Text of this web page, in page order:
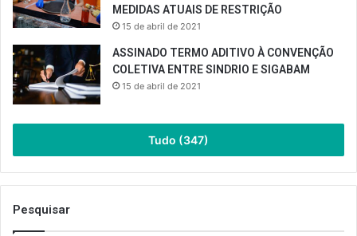
MEDIDAS ATUAIS DE RESTRIÇÃO
15 de abril de 2021
ASSINADO TERMO ADITIVO À CONVENÇÃO
COLETIVA ENTRE SINDRIO E SIGABAM
15 de abril de 2021
Tudo (347)
Pesquisar